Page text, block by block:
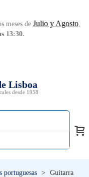
meses de Julio y Agosto,
13:30.
Lisboa
desde 1958
portuguesas >
Guitarra